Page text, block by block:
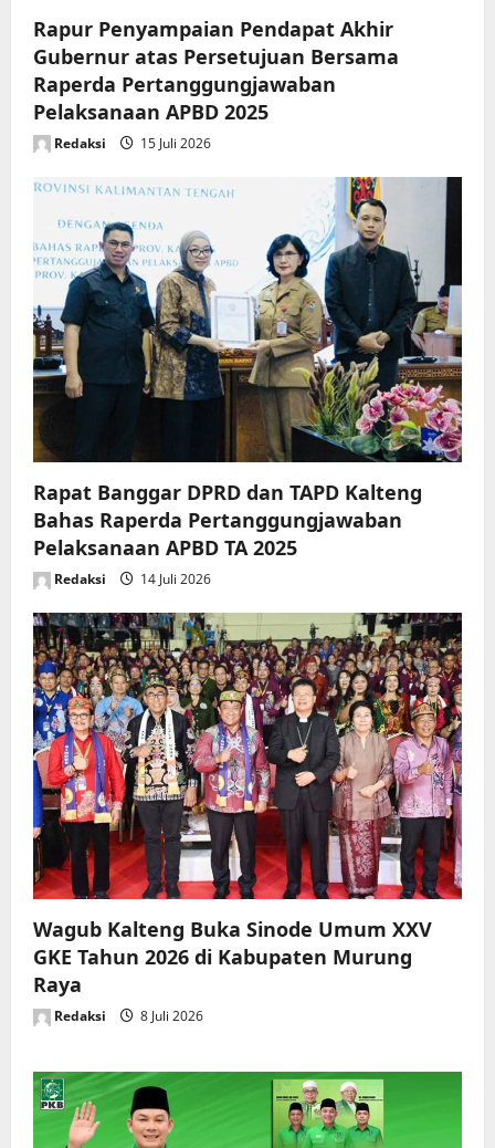
Rapur Penyampaian Pendapat Akhir
Gubernur atas Persetujuan Bersama
Raperda Pertanggungjawaban
Pelaksanaan APBD 2025
Redaksi 15 Juli 2026
Rapat Banggar DPRD dan TAPD Kalteng
Bahas Raperda Pertanggungjawaban
Pelaksanaan APBD TA 2025
Redaksi 14 Juli 2026
Wagub Kalteng Buka Sinode Umum XXV
GKE Tahun 2026 di Kabupaten Murung
Raya
Redaksi 8 Juli 2026